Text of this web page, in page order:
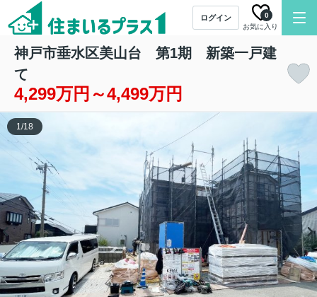
ログイン
お気に入り
0
神戸市垂水区美山台 第1期 新築一戸建
て
4,299万円～4,499万円
1/18